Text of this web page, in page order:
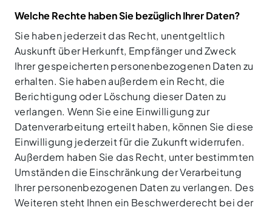
Welche Rechte haben Sie bezüglich Ihrer Daten?
Sie haben jederzeit das Recht, unentgeltlich
Auskunft über Herkunft, Empfänger und Zweck
Ihrer gespeicherten personenbezogenen Daten zu
erhalten. Sie haben außerdem ein Recht, die
Berichtigung oder Löschung dieser Daten zu
verlangen. Wenn Sie eine Einwilligung zur
Datenverarbeitung erteilt haben, können Sie diese
Einwilligung jederzeit für die Zukunft widerrufen.
Außerdem haben Sie das Recht, unter bestimmten
Umständen die Einschränkung der Verarbeitung
Ihrer personenbezogenen Daten zu verlangen. Des
Weiteren steht Ihnen ein Beschwerderecht bei der